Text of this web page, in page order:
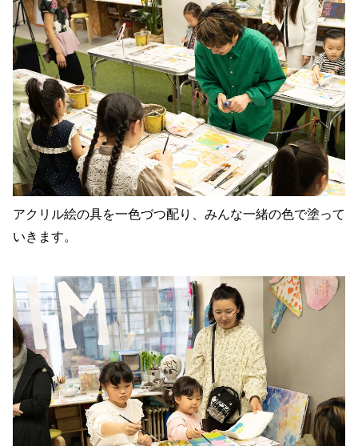
アクリル絵の具を一色づつ配り、みんな一緒の色で塗って
いきます。